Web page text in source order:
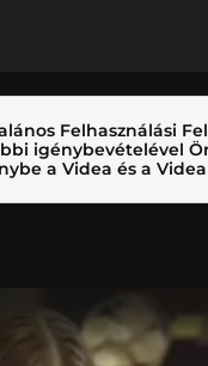
Felhasználási
igénybevételével
a Videa és a